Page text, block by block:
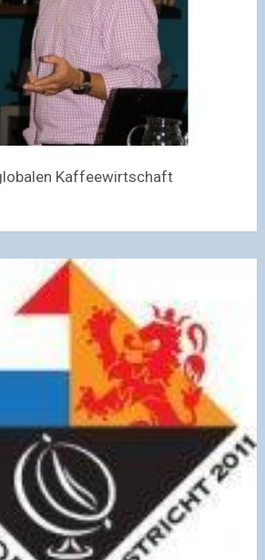
Kaffeewirtschaft